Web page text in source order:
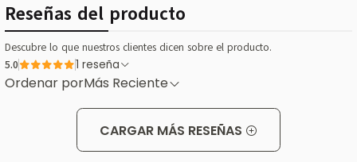
Reseñas del producto
Descubre lo que nuestros clientes dicen sobre el producto.
5.0 1 reseña
Ordenar porMás Reciente
CARGAR MÁS RESEÑAS